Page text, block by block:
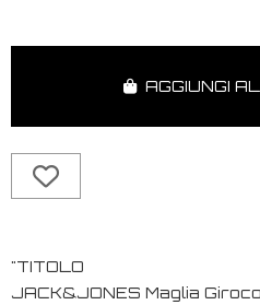
AGGIUNGI
"TITOLO
JACK&JONES Maglia